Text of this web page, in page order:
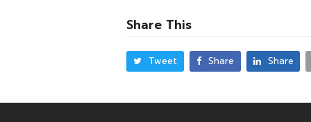
$2,934
$3,260
10
$326
$3,586
11
$326
$2,282
$2,934
9
$326
$3,586
11
$326
$1,630
$2,282
7
$326
$2,934
9
$326
Placement
Homestay
Per week
Airport Pickup
oneway
Share This
Tweet Share Share